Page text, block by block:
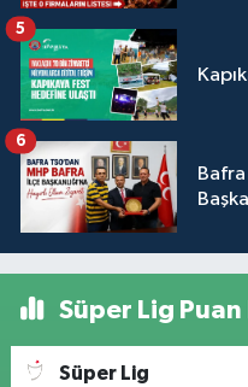
5
6
Süper Lig
Süper Lig